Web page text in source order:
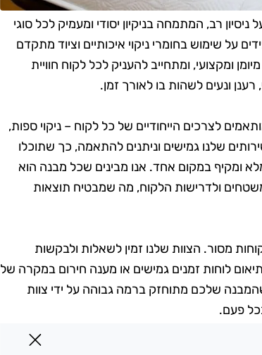
רב, המתמחה בניקיון יסודי ומעמיק לכל סוגי
על שימוש בחומרי ניקוי איכותיים וציוד מתקדם
ומקצועי, ומתחייב להעניק לכל לקוח חוויית
ונעים לשהות בו לאורך זמן.
לצרכים הייחודיים של כל לקוח – ניקוי ספות,
שלנו גמישים וניתנים להתאמה, כך שתוכלו
ומקיף במקום אחד. אנו מבינים שכל מבנה הוא
ולדרישות הלקוח, מה שמבטיח תוצאות
מסור. הצוות שלנו זמין לשאלות ולבקשות
לוחות זמנים גמישים או מענה חירום במקרה של
שלכם מתוחזק ברמה גבוהה על ידי צוות
פעם.